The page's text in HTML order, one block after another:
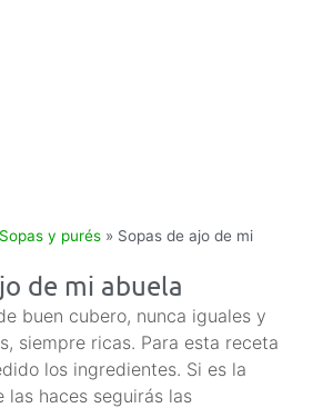
Sopas y purés » Sopas de ajo de mi
de mi abuela
buen cubero, nunca iguales y
siempre ricas. Para esta receta
los ingredientes. Si es la
las haces seguirás las